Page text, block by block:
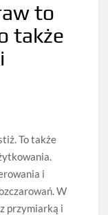
to
także
To także
i
W
przymiarką i